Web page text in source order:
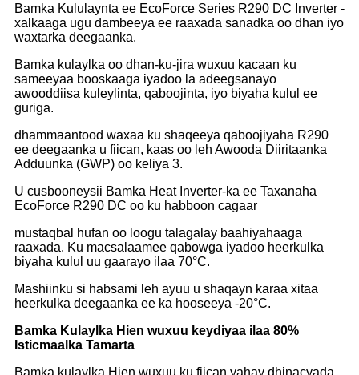
Bamka Kululaynta ee EcoForce Series R290 DC Inverter -
xalkaaga ugu dambeeya ee raaxada sanadka oo dhan iyo
waxtarka deegaanka.
Bamka kulaylka oo dhan-ku-jira wuxuu kacaan ku
sameeyaa booskaaga iyadoo la adeegsanayo
awooddiisa kuleylinta, qaboojinta, iyo biyaha kulul ee
guriga.
dhammaantood waxaa ku shaqeeya qaboojiyaha R290
ee deegaanka u fiican, kaas oo leh Awooda Diiritaanka
Adduunka (GWP) oo keliya 3.
U cusbooneysii Bamka Heat Inverter-ka ee Taxanaha
EcoForce R290 DC oo ku habboon cagaar
mustaqbal hufan oo loogu talagalay baahiyahaaga
raaxada. Ku macsalaamee qabowga iyadoo heerkulka
biyaha kulul uu gaarayo ilaa 70°C.
Mashiinku si habsami leh ayuu u shaqayn karaa xitaa
heerkulka deegaanka ee ka hooseeya -20°C.
Bamka Kulaylka Hien wuxuu keydiyaa ilaa 80%
Isticmaalka Tamarta
Bamka kulaylka Hien wuxuu ku fiican yahay dhinacyada